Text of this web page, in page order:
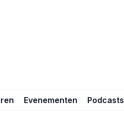
Evenementen Podcasts